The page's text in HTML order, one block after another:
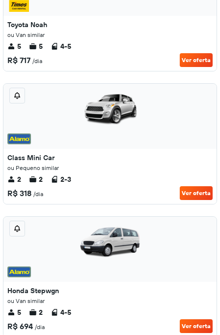
Toyota Noah
ou Van similar
5 5 4-5
R$ 717 /dia Ver oferta
Class Mini Car
ou Pequeno similar
2 2 2-3
R$ 318 /dia Ver oferta
Honda Stepwgn
ou Van similar
5 2 4-5
R$ 694 /dia Ver oferta